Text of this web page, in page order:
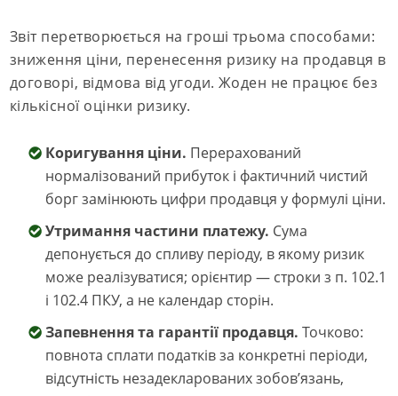
Звіт перетворюється на гроші трьома способами:
зниження ціни, перенесення ризику на продавця в
договорі, відмова від угоди. Жоден не працює без
кількісної оцінки ризику.
Коригування ціни. Перерахований
нормалізований прибуток і фактичний чистий
борг замінюють цифри продавця у формулі ціни.
Утримання частини платежу. Сума
депонується до спливу періоду, в якому ризик
може реалізуватися; орієнтир — строки з п. 102.1
і 102.4 ПКУ, а не календар сторін.
Запевнення та гарантії продавця. Точково:
повнота сплати податків за конкретні періоди,
відсутність незадекларованих зобов’язань,